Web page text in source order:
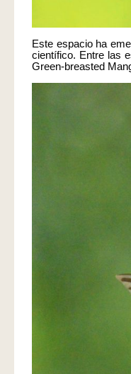
Este espacio ha
científico. Entre las
Green-breasted